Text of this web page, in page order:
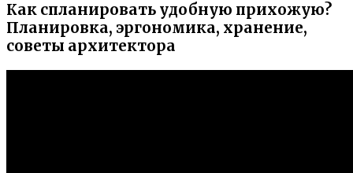
Как спланировать удобную прихожую?
Планировка, эргономика, хранение,
советы архитектора